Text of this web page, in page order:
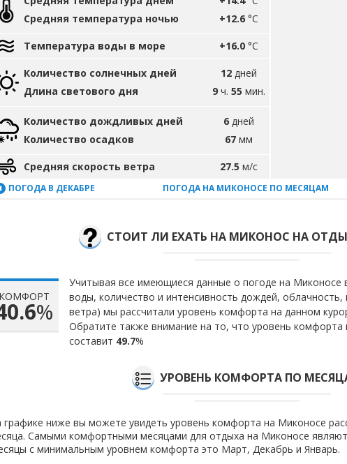
Средняя температура ночью
+12.6 °C
Температура воды в море +16.0 °C
Количество солнечных дней
Длина светового дня
12 дней
9 ч. 55 мин.
Количество дождливых дней
Количество осадков
6 дней
67 мм
Средняя скорость ветра 27.5 м/с
ПОГОДА В ДЕКАБРЕ ПОГОДА НА МИКОНОСЕ ПО МЕСЯЦАМ
СТОИТ ЛИ ЕХАТЬ НА МИКОНОС НА
КОМФОРТ
%
Учитывая все имеющиеся данные о погоде на Миконосе
воды, количество и интенсивность дождей,
ветра) мы рассчитали уровень комфорта на данном
Обратите также внимание на то, что уровень
составит 49.7%
УРОВЕНЬ КОМФОРТА ПО
графике ниже вы можете увидеть уровень комфорта на Миконосе
Самыми комфортными месяцами для отдыха на Миконосе
с минимальным уровнем комфорта это Март, Декабрь и Январь.